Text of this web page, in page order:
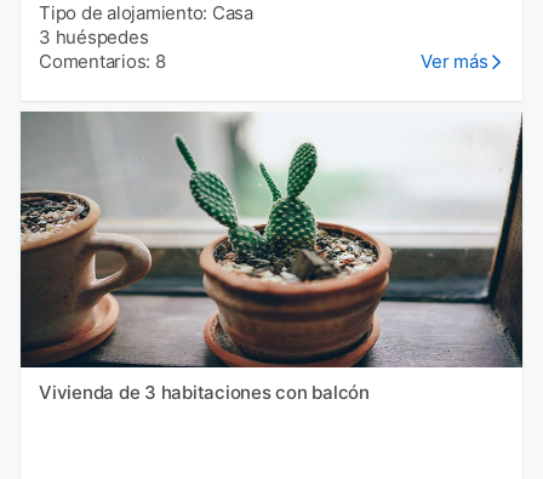
Tipo de alojamiento: Casa
3 huéspedes
Comentarios: 8
Ver más
Vivienda de 3 habitaciones con balcón